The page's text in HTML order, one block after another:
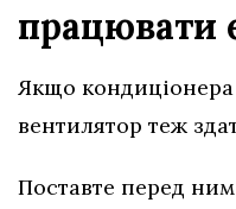
працювати
Якщо
вентилятор теж
Поставте перед